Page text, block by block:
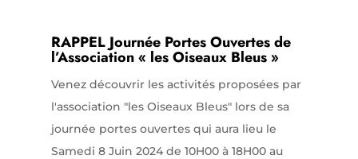
RAPPEL Journée Portes Ouvertes de
l’Association « les Oiseaux Bleus »
Venez découvrir les activités proposées par
l'association "les Oiseaux Bleus" lors de sa
journée portes ouvertes qui aura lieu le
Samedi 8 Juin 2024 de 10H00 à 18H00 au